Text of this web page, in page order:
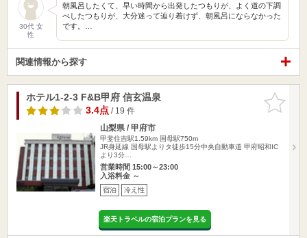
30代 女
性
朝風呂したくて、早い時間から出発したつもりが、よく道の下調
べしたつもりが、大分迷って辿り着けず、朝風呂にならなかった
です。…
関連情報から探す
お気に入
りに追加
ホテル1-2-3 F&B甲府 信玄温泉
3.4点/ 19 件
山梨県 / 甲府市
甲斐住吉駅1.59km 国母駅750m
JR身延線 国母駅よりタ徒歩15分中央自動車道 甲府昭和IC
より3分…
営業時間 15:00～23:00
入浴料金 ～
宿泊 冷え性
楽天トラベルの宿泊プランを見る